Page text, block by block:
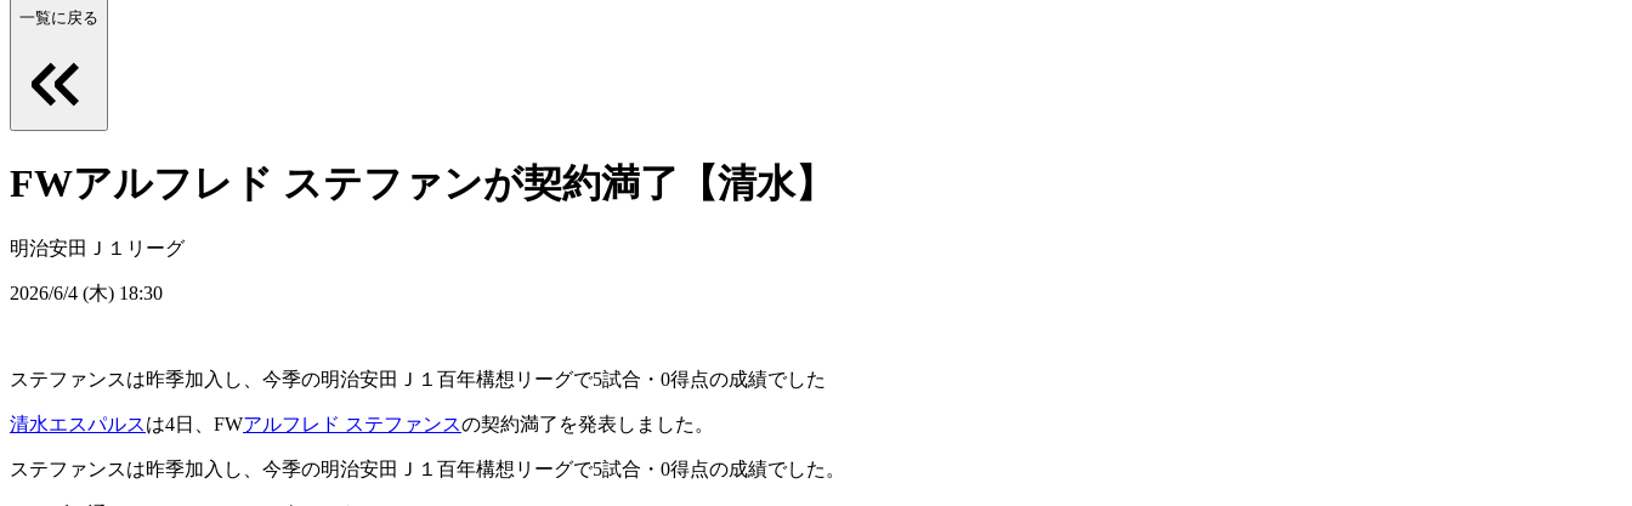
一覧に戻る
FWアルフレド ステファンが契約満了【清水】
明治安田Ｊ１リーグ
2026/6/4 (木) 18:30
ステファンスは昨季加入し、今季の明治安田Ｊ１百年構想リーグで5試合・0得点の成績でした
清水エスパルスは4日、FWアルフレド ステファンスの契約満了を発表しました。
ステファンスは昨季加入し、今季の明治安田Ｊ１百年構想リーグで5試合・0得点の成績でした。